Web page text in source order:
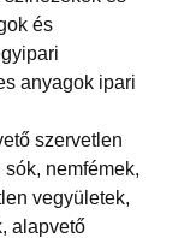
és
anyagok ipari
szervetlen
nemfémek,
vegyületek,
alapvető